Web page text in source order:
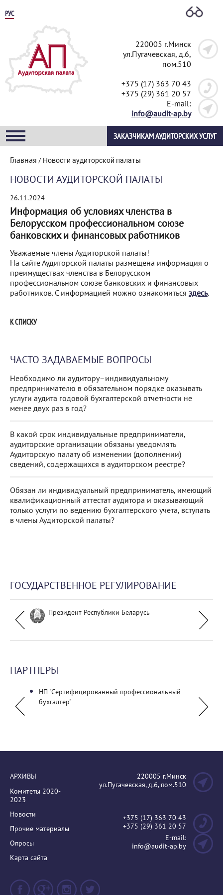
РУС
220005 г.Минск
ул.Пугачевская, д.6,
пом.510
+375 (17) 363 70 43
+375 (29) 361 20 57
E-mail:
info@audit-ap.by
ЗАКАЗЧИКАМ АУДИТОРСКИХ УСЛУГ
Главная / Новости аудиторской палаты
НОВОСТИ АУДИТОРСКОЙ ПАЛАТЫ
26.11.2024
Информация об условиях членства в
Белорусском профессиональном союзе
банковских и финансовых работников
Уважаемые члены Аудиторской палаты!
На сайте Аудиторской палаты размещена информация о
преимуществах членства в Белорусском
профессиональном союзе банковских и финансовых
работников. С информацией можно ознакомиться здесь.
К СПИСКУ
ЧАСТО ЗАДАВАЕМЫЕ ВОПРОСЫ
Необходимо ли аудитору–индивидуальному
предпринимателю в обязательном порядке оказывать
услуги аудита годовой бухгалтерской отчетности не
менее двух раз в год?
В какой срок индивидуальные предприниматели,
аудиторские организации обязаны уведомлять
Аудиторскую палату об изменении (дополнении)
сведений, содержащихся в аудиторском реестре?
Обязан ли индивидуальный предприниматель, имеющий
квалификационный аттестат аудитора и оказывающий
только услуги по ведению бухгалтерского учета, вступать
в члены Аудиторской палаты?
ГОСУДАРСТВЕННОЕ РЕГУЛИРОВАНИЕ
Президент Республики Беларусь
ПАРТНЕРЫ
НП "Сертифицированный профессиональный
бухгалтер"
АРХИВЫ
Комитеты 2020-
2023
Новости
Прочие материалы
Опросы
Карта сайта
220005 г.Минск
ул.Пугачевская, д.6, пом.510
+375 (17) 363 70 43
+375 (29) 361 20 57
E-mail:
info@audit-ap.by